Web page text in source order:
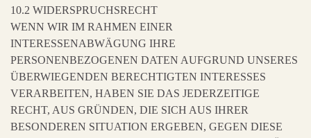
10.2 WIDERSPRUCHSRECHT
WENN WIR IM RAHMEN EINER
INTERESSENABWÄGUNG IHRE
PERSONENBEZOGENEN DATEN AUFGRUND UNSERES
ÜBERWIEGENDEN BERECHTIGTEN INTERESSES
VERARBEITEN, HABEN SIE DAS JEDERZEITIGE
RECHT, AUS GRÜNDEN, DIE SICH AUS IHRER
BESONDEREN SITUATION ERGEBEN, GEGEN DIESE